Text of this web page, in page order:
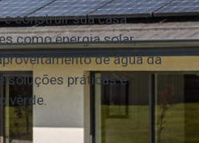
construir sua casa
como energia solar,
de água da
soluções práticas e
verde.